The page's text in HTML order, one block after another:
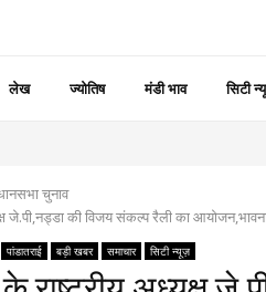
लेख ज्योतिष मंडी भाव सिटी
चुनाव
जे.पी,नड्डा की विजय संकल्प रैली का
पांडातराई बड़ी खबर समाचार सिटी न्यूज़